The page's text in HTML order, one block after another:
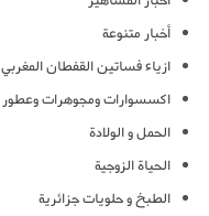
أخبار متنوعة
ازياء فساتين القفطان المغربي
اكسسوارات ومجوهرات وعطور
الحمل و الولادة
الحياة الزوجية
الطبخ و حلويات جزائرية